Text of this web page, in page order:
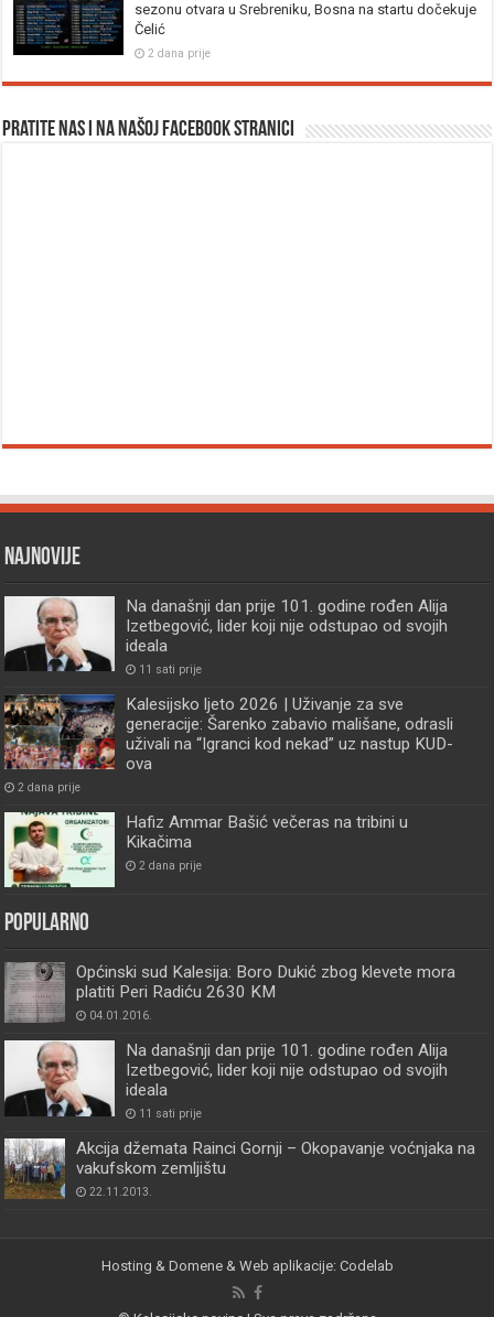
sezonu otvara u Srebreniku, Bosna na startu dočekuje
Čelić
2 dana prije
Pratite nas i na našoj facebook stranici
Najnovije
Na današnji dan prije 101. godine rođen Alija
Izetbegović, lider koji nije odstupao od svojih
ideala
11 sati prije
Kalesijsko ljeto 2026 | Uživanje za sve
generacije: Šarenko zabavio mališane, odrasli
uživali na “Igranci kod nekad” uz nastup KUD-
ova
2 dana prije
Hafiz Ammar Bašić večeras na tribini u
Kikačima
2 dana prije
Popularno
Općinski sud Kalesija: Boro Dukić zbog klevete mora
platiti Peri Radiću 2630 KM
04.01.2016.
Na današnji dan prije 101. godine rođen Alija
Izetbegović, lider koji nije odstupao od svojih
ideala
11 sati prije
Akcija džemata Rainci Gornji – Okopavanje voćnjaka na
vakufskom zemljištu
22.11.2013.
Hosting & Domene & Web aplikacije: Codelab